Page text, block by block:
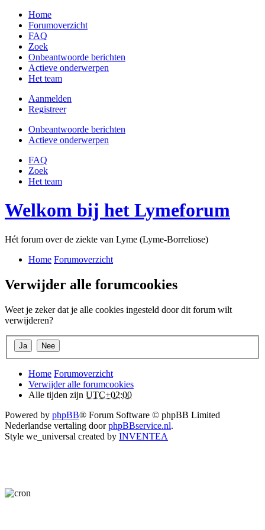
Home
Forumoverzicht
FAQ
Zoek
Onbeantwoorde berichten
Actieve onderwerpen
Het team
Aanmelden
Registreer
Onbeantwoorde berichten
Actieve onderwerpen
FAQ
Zoek
Het team
Welkom bij het Lymeforum
Hét forum over de ziekte van Lyme (Lyme-Borreliose)
Home Forumoverzicht
Verwijder alle forumcookies
Weet je zeker dat je alle cookies ingesteld door dit forum wilt
verwijderen?
Home Forumoverzicht
Verwijder alle forumcookies
Alle tijden zijn UTC+02:00
Powered by phpBB® Forum Software © phpBB Limited
Nederlandse vertaling doorphpBBservice.nl.
Style we_universal created by INVENTEA